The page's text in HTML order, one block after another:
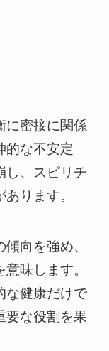
に密接に関係
的な不安定
し、スピリチ
ります。
向を強め、
味します。
な健康だけで
要な役割を果